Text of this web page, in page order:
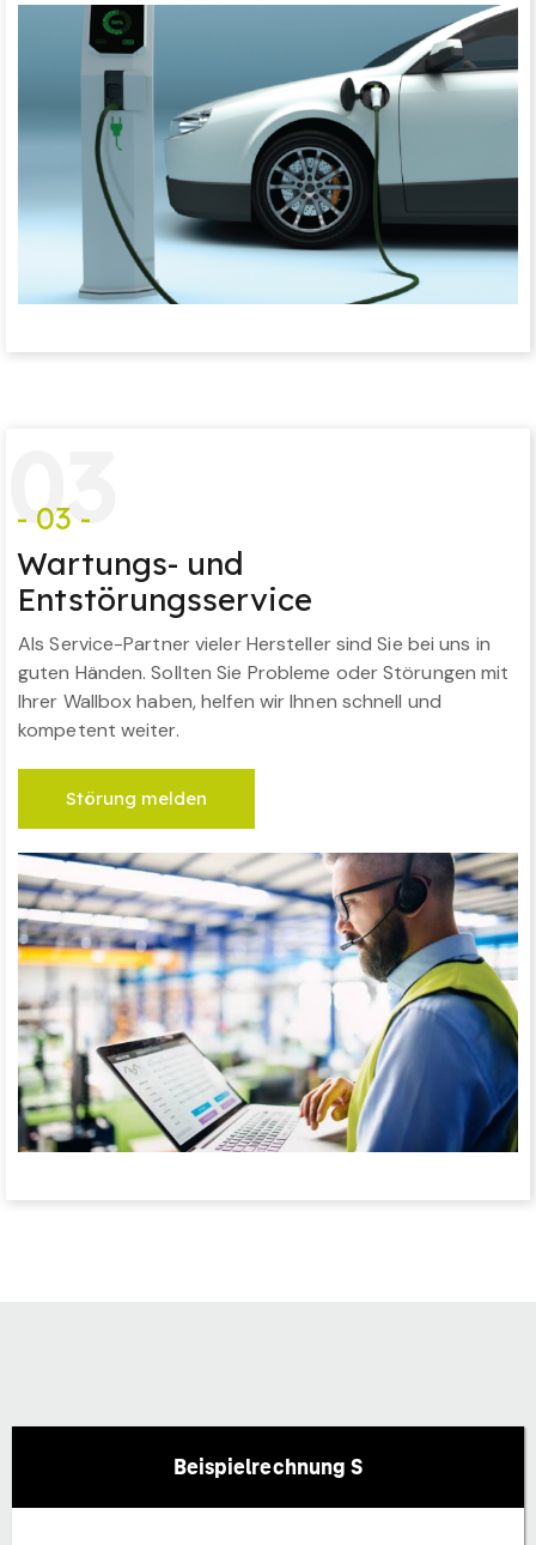
03
- 03 -
Wartungs- und
Entstörungsservice
Als Service-Partner vieler Hersteller sind Sie bei uns in
guten Händen. Sollten Sie Probleme oder Störungen mit
Ihrer Wallbox haben, helfen wir Ihnen schnell und
kompetent weiter.
Störung melden
Beispielrechnung S